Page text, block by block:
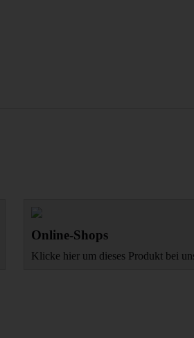
Online-Shops
Klicke hier um dieses Produkt bei